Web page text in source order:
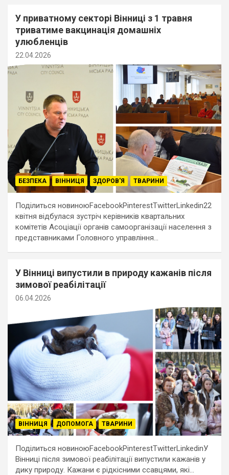
У приватному секторі Вінниці з 1 травня
триватиме вакцинація домашніх
улюбленців
22.04.2026
БЕЗПЕКА ВІННИЦЯ ЗДОРОВ'Я ТВАРИНИ
Поділиться новиноюFacebookPinterestTwitterLinkedin22
квітня відбулася зустріч керівників квартальних
комітетів Асоціації органів самоорганізації населення з
представниками Головного управління…
У Вінниці випустили в природу кажанів після
зимової реабілітації
06.04.2026
ВІННИЦЯ ДОПОМОГА ТВАРИНИ
Поділиться новиноюFacebookPinterestTwitterLinkedinУ
Вінниці після зимової реабілітації випустили кажанів у
дику природу. Кажани є рідкісними ссавцями, які…